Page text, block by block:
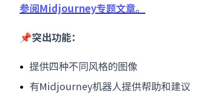
参阅Midjourney专题文章。
📌突出功能：
提供四种不同风格的图像
有Midjourney机器人提供帮助和建议